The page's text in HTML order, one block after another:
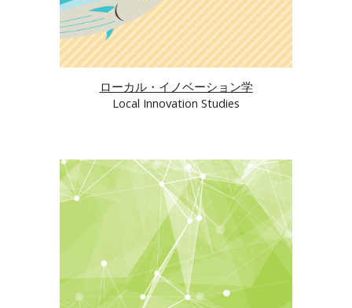
ローカル・イノベーション学
Local Innovation Studies